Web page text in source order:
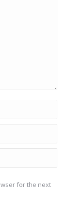
for the next